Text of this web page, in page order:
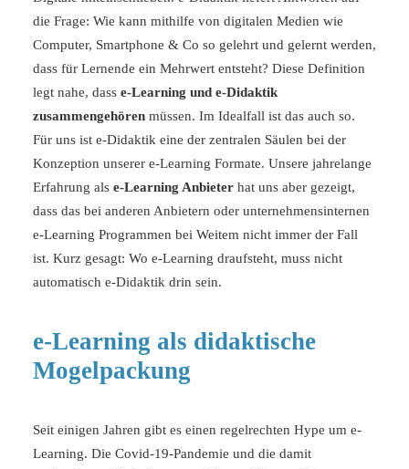
die Frage: Wie kann mithilfe von digitalen Medien wie
Computer, Smartphone & Co so gelehrt und gelernt werden,
dass für Lernende ein Mehrwert entsteht? Diese Definition
legt nahe, dass e-Learning und e-Didaktik
zusammengehören müssen. Im Idealfall ist das auch so.
Für uns ist e-Didaktik eine der zentralen Säulen bei der
Konzeption unserer e-Learning Formate. Unsere jahrelange
Erfahrung als e-Learning Anbieter hat uns aber gezeigt,
dass das bei anderen Anbietern oder unternehmensinternen
e-Learning Programmen bei Weitem nicht immer der Fall
ist. Kurz gesagt: Wo e-Learning draufsteht, muss nicht
automatisch e-Didaktik drin sein.
e-Learning als didaktische
Mogelpackung
Seit einigen Jahren gibt es einen regelrechten Hype um e-
Learning. Die Covid-19-Pandemie und die damit